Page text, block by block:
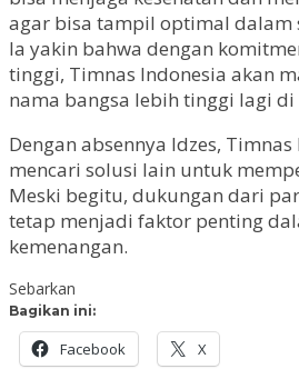
agar bisa tampil optimal dalam
Ia yakin bahwa dengan
tinggi, Timnas Indonesia akan
nama bangsa lebih tinggi lagi
Dengan absennya Idzes,
mencari solusi lain untuk
Meski begitu, dukungan dari
tetap menjadi faktor penting
kemenangan.
Sebarkan
Bagikan ini:
Facebook X